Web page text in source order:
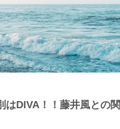
はDIVA！！藤井風との関